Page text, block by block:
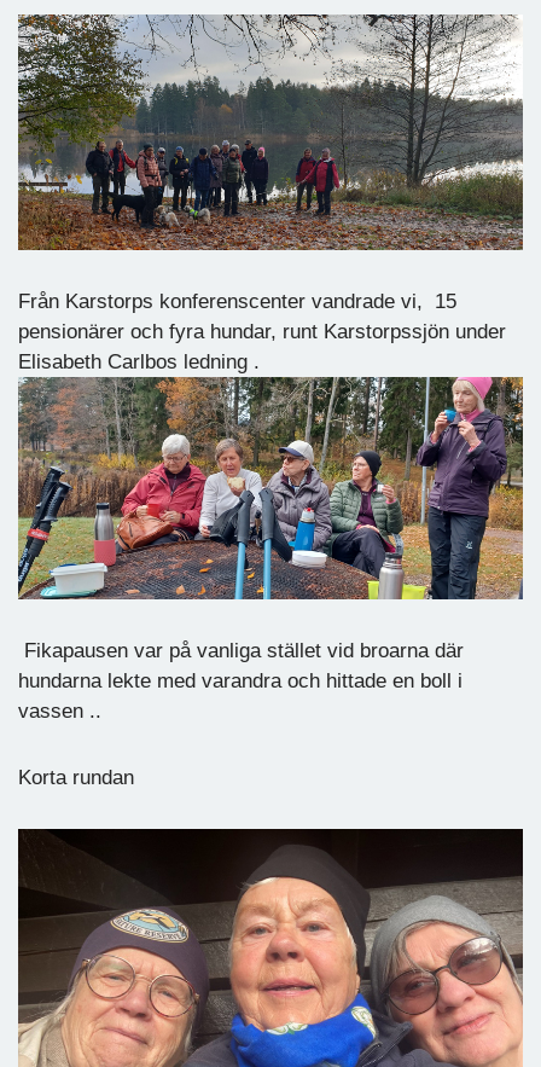
Från Karstorps konferenscenter vandrade vi, 15
pensionärer och fyra hundar, runt Karstorpssjön under
Elisabeth Carlbos ledning .
Fikapausen var på vanliga stället vid broarna där
hundarna lekte med varandra och hittade en boll i
vassen ..
Korta rundan